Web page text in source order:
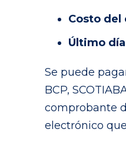
Costo del
Último
Se puede
BCP,
comprobante
electrónico